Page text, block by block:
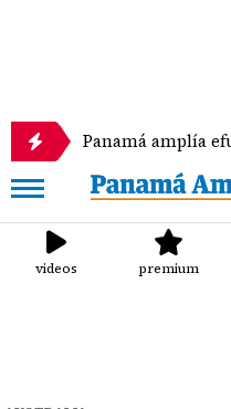
Panamá amplía efuerzos en
videos premium